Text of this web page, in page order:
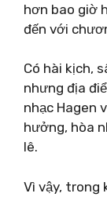
hơn bao giờ
đến với
Có hài kịch,
nhưng địa
nhạc Hagen
hưởng, hòa
lê.
Vì vậy, trong